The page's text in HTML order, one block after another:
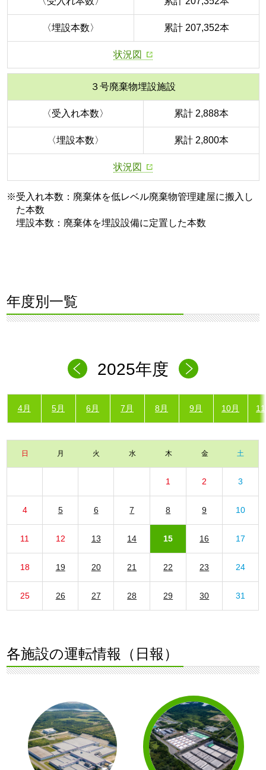
〈埋設本数〉 累計 207,352本
状況図
３号廃棄物埋設施設
〈受入れ本数〉 累計 2,888本
〈埋設本数〉 累計 2,800本
状況図
※受入れ本数：廃棄体を低レベル廃棄物管理建屋に搬入し
た本数
埋設本数：廃棄体を埋設設備に定置した本数
年度別一覧
2025年度
4月 5月 6月 7月 8月 9月 10月
日 月 火 水 木 金 土
1 2 3
4 5 6 7 8 9 10
11 12 13 14 15 16 17
18 19 20 21 22 23 24
25 26 27 28 29 30 31
各施設の運転情報（日報）